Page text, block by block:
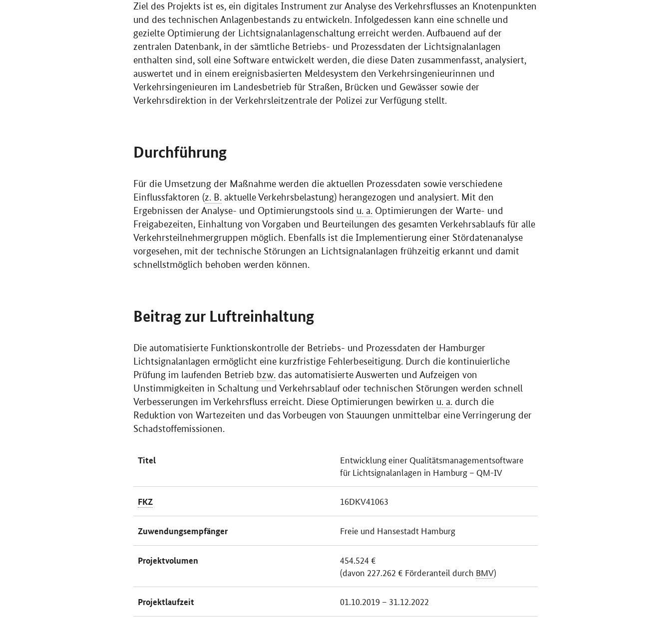
Ziel des Projekts ist es, ein digitales Instrument zur Analyse des Verkehrsflusses an Knotenpunkten
und des technischen Anlagenbestands zu entwickeln. Infolgedessen kann eine schnelle und
gezielte Optimierung der Lichtsignalanlagenschaltung erreicht werden. Aufbauend auf der
zentralen Datenbank, in der sämtliche Betriebs- und Prozessdaten der Lichtsignalanlagen
enthalten sind, soll eine Software entwickelt werden, die diese Daten zusammenfasst, analysiert,
auswertet und in einem ereignisbasierten Meldesystem den Verkehrsingenieurinnen und
Verkehrsingenieuren im Landesbetrieb für Straßen, Brücken und Gewässer sowie der
Verkehrsdirektion in der Verkehrsleitzentrale der Polizei zur Verfügung stellt.
Durchführung
Für die Umsetzung der Maßnahme werden die aktuellen Prozessdaten sowie verschiedene
Einflussfaktoren (z. B. aktuelle Verkehrsbelastung) herangezogen und analysiert. Mit den
Ergebnissen der Analyse- und Optimierungstools sind u. a. Optimierungen der Warte- und
Freigabezeiten, Einhaltung von Vorgaben und Beurteilungen des gesamten Verkehrsablaufs für alle
Verkehrsteilnehmergruppen möglich. Ebenfalls ist die Implementierung einer Stördatenanalyse
vorgesehen, mit der technische Störungen an Lichtsignalanlagen frühzeitig erkannt und damit
schnellstmöglich behoben werden können.
Beitrag zur Luftreinhaltung
Die automatisierte Funktionskontrolle der Betriebs- und Prozessdaten der Hamburger
Lichtsignalanlagen ermöglicht eine kurzfristige Fehlerbeseitigung. Durch die kontinuierliche
Prüfung im laufenden Betrieb bzw. das automatisierte Auswerten und Aufzeigen von
Unstimmigkeiten in Schaltung und Verkehrsablauf oder technischen Störungen werden schnell
Verbesserungen im Verkehrsfluss erreicht. Diese Optimierungen bewirken u. a. durch die
Reduktion von Wartezeiten und das Vorbeugen von Stauungen unmittelbar eine Verringerung der
Schadstoffemissionen.
Titel
Entwicklung einer Qualitätsmanagementsoftware
für Lichtsignalanlagen in Hamburg – QM-IV
FKZ 16DKV41063
Zuwendungsempfänger Freie und Hansestadt Hamburg
Projektvolumen
454.524 €
(davon 227.262 € Förderanteil durch BMV)
Projektlaufzeit 01.10.2019 – 31.12.2022